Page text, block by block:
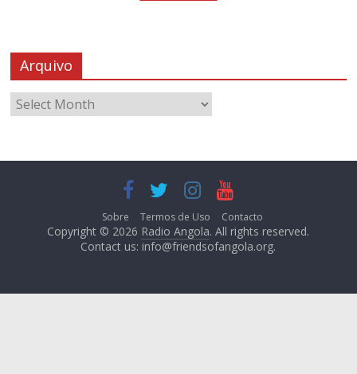
Arquivo
Sobre Termos de Uso Contacto
Copyright © 2026 Radio Angola. All rights reserved.
Contact us: info@friendsofangola.org.